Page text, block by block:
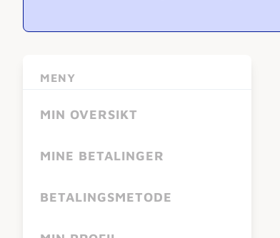
MENY
MIN OVERSIKT
MINE BETALINGER
BETALINGSMETODE